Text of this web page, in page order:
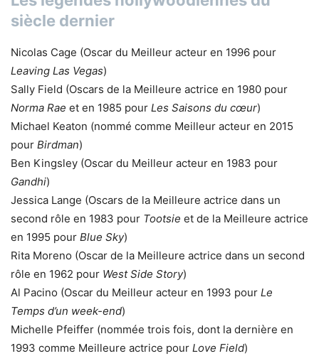
siècle dernier
Nicolas Cage (Oscar du Meilleur acteur en 1996 pour
Leaving Las Vegas)
Sally Field (Oscars de la Meilleure actrice en 1980 pour
Norma Rae et en 1985 pour Les Saisons du cœur)
Michael Keaton (nommé comme Meilleur acteur en 2015
pour Birdman)
Ben Kingsley (Oscar du Meilleur acteur en 1983 pour
Gandhi)
Jessica Lange (Oscars de la Meilleure actrice dans un
second rôle en 1983 pour Tootsie et de la Meilleure actrice
en 1995 pour Blue Sky)
Rita Moreno (Oscar de la Meilleure actrice dans un second
rôle en 1962 pour West Side Story)
Al Pacino (Oscar du Meilleur acteur en 1993 pour Le
Temps d’un week-end)
Michelle Pfeiffer (nommée trois fois, dont la dernière en
1993 comme Meilleure actrice pour Love Field)